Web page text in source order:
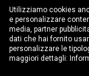
Utilizziamo cookies
e personalizzare
media, partner
dati che hai fornito
personalizzare le
maggiori dettagli: